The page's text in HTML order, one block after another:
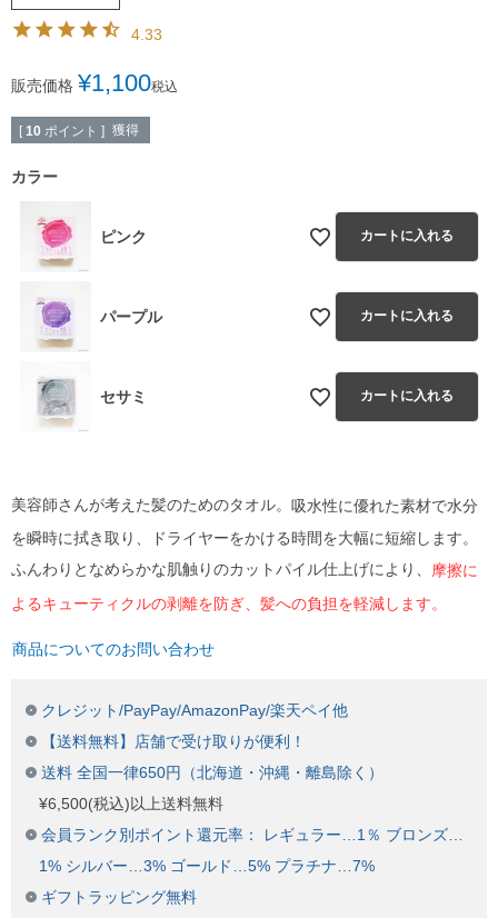
4.33
販売価格 ¥1,100税込
[ 10 ポイント ] 獲得
カラー
ピンク カートに入れる
パープル カートに入れる
セサミ カートに入れる
美容師さんが考えた髪のためのタオル。 吸水性に優れた素材で水分
を瞬時に拭き取り、ドライヤーをかける時間を大幅に短縮します。
ふんわりとなめらかな肌触りのカットパイル仕上げにより、 摩擦に
よるキューティクルの剥離を防ぎ、髪への負担を軽減します。
商品についてのお問い合わせ
クレジット/PayPay/AmazonPay/楽天ペイ他
【送料無料】店舗で受け取りが便利！
送料 全国一律650円（北海道・沖縄・離島除く）
¥6,500(税込)以上送料無料
会員ランク別ポイント還元率： レギュラー…1％ ブロンズ…
1% シルバー…3% ゴールド…5% プラチナ…7%
ギフトラッピング無料